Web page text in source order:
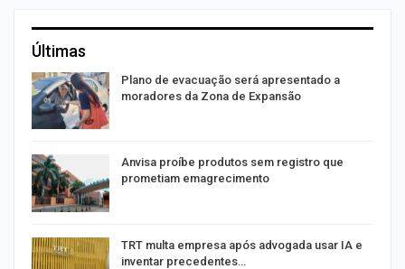
Últimas
Plano de evacuação será apresentado a
moradores da Zona de Expansão
Anvisa proíbe produtos sem registro que
prometiam emagrecimento
TRT multa empresa após advogada usar IA e
inventar precedentes…